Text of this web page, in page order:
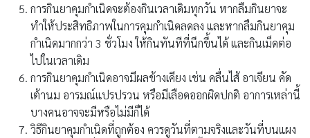
การกินยาคุมกำเนิดจะต้องกินเวลาเดิมทุกวัน หากลืมกินยาจะ
ทำให้ประสิทธิภาพในการคุมกำเนิดลดลง และหากลืมกินยาคุม
กำเนิดมากกว่า 3 ชั่วโมง ให้กินทันทีที่นึกขึ้นได้ และกินเม็ดต่อ
ไปในเวลาเดิม
การกินยาคุมกำเนิดอาจมีผลข้างเคียง เช่น คลื่นไส้ อาเจียน คัด
เต้านม อารมณ์แปรปรวน หรือมีเลือดออกผิดปกติ อาการเหล่านี้
บางคนอาจจะมีหรือไม่มีก็ได้
วิธีกินยาคุมกำเนิดที่ถูกต้อง ควรดูวันที่ตามจริงและวันที่บนแผง